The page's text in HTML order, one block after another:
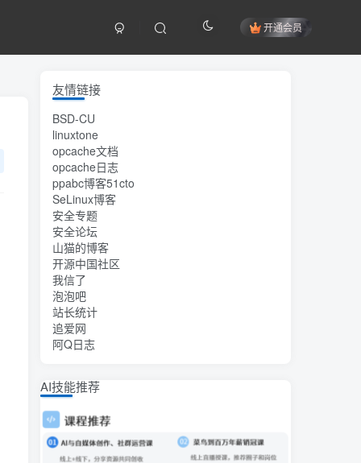
开通会员
友情链接
BSD-CU
linuxtone
opcache文档
opcache日志
ppabc博客51cto
SeLinux博客
安全专题
安全论坛
山猫的博客
开源中国社区
我信了
泡泡吧
站长统计
追爱网
阿Q日志
AI技能推荐